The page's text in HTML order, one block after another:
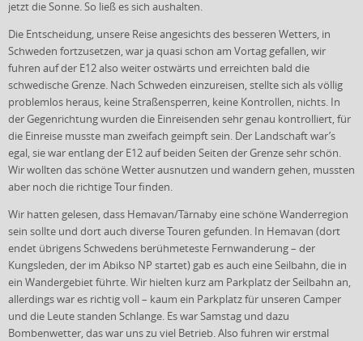
jetzt die Sonne. So ließ es sich aushalten.
Die Entscheidung, unsere Reise angesichts des besseren Wetters, in
Schweden fortzusetzen, war ja quasi schon am Vortag gefallen, wir
fuhren auf der E12 also weiter ostwärts und erreichten bald die
schwedische Grenze. Nach Schweden einzureisen, stellte sich als völlig
problemlos heraus, keine Straßensperren, keine Kontrollen, nichts. In
der Gegenrichtung wurden die Einreisenden sehr genau kontrolliert, für
die Einreise musste man zweifach geimpft sein. Der Landschaft war’s
egal, sie war entlang der E12 auf beiden Seiten der Grenze sehr schön.
Wir wollten das schöne Wetter ausnutzen und wandern gehen, mussten
aber noch die richtige Tour finden.
Wir hatten gelesen, dass Hemavan/Tärnaby eine schöne Wanderregion
sein sollte und dort auch diverse Touren gefunden. In Hemavan (dort
endet übrigens Schwedens berühmeteste Fernwanderung – der
Kungsleden, der im Abikso NP startet) gab es auch eine Seilbahn, die in
ein Wandergebiet führte. Wir hielten kurz am Parkplatz der Seilbahn an,
allerdings war es richtig voll – kaum ein Parkplatz für unseren Camper
und die Leute standen Schlange. Es war Samstag und dazu
Bombenwetter, das war uns zu viel Betrieb. Also fuhren wir erstmal